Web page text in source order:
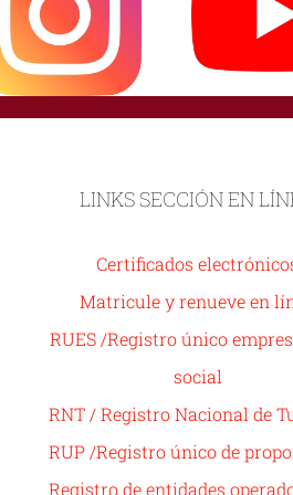
LINKS SECCIÓN EN
Certificados
Matricule y renueve en
RUES /Registro único
social
RNT / Registro Nacional de
RUP /Registro único de
Registro de entidades